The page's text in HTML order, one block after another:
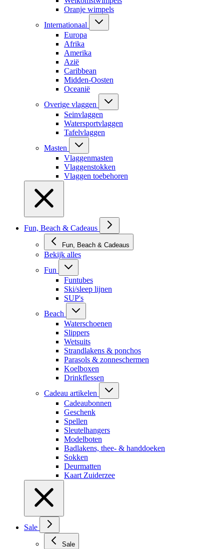
Oranje wimpels
Internationaal
Europa
Afrika
Amerika
Azië
Caribbean
Midden-Oosten
Oceanië
Overige vlaggen
Seinvlaggen
Watersportvlaggen
Tafelvlaggen
Masten
Vlaggenmasten
Vlaggenstokken
Vlaggen toebehoren
Fun, Beach & Cadeaus
Fun, Beach & Cadeaus
Bekijk alles
Fun
Funtubes
Ski/sleep lijnen
SUP's
Beach
Waterschoenen
Slippers
Wetsuits
Strandlakens & ponchos
Parasols & zonneschermen
Koelboxen
Drinkflessen
Cadeau artikelen
Cadeaubonnen
Geschenk
Spellen
Sleutelhangers
Modelboten
Badlakens, thee- & handdoeken
Sokken
Deurmatten
Kaart Zuiderzee
Sale
Sale